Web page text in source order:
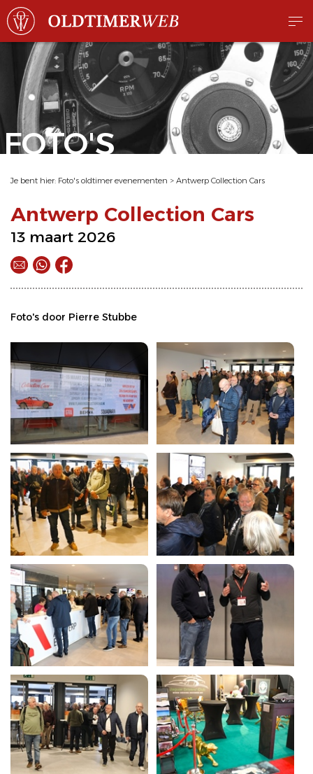
FOTO'S
Je bent hier: Foto's oldtimer evenementen > Antwerp Collection Cars
Antwerp Collection Cars
13 maart 2026
Foto's door Pierre Stubbe